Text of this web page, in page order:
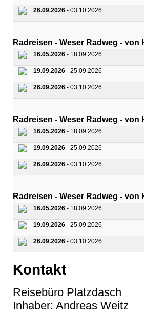
26.09.2026 - 03.10.2026
Radreisen - Weser Radweg - von
16.05.2026 - 18.09.2026
19.09.2026 - 25.09.2026
26.09.2026 - 03.10.2026
Radreisen - Weser Radweg - von
16.05.2026 - 18.09.2026
19.09.2026 - 25.09.2026
26.09.2026 - 03.10.2026
Radreisen - Weser Radweg - von
16.05.2026 - 18.09.2026
19.09.2026 - 25.09.2026
26.09.2026 - 03.10.2026
Kontakt
Reisebüro Platzdasch
Inhaber: Andreas Weitz